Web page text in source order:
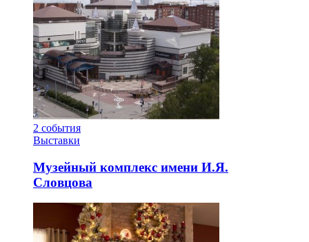
2 события
Выставки
Музейный комплекс имени И.Я.
Словцова